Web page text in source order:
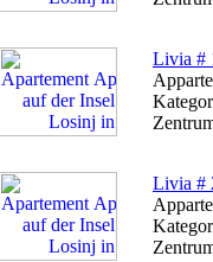
Livia #
Livia #